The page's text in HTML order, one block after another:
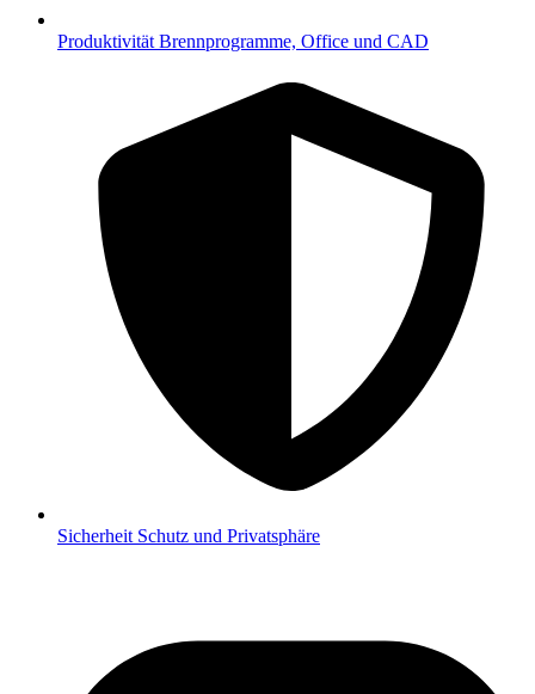
Produktivität Brennprogramme, Office und CAD
Sicherheit Schutz und Privatsphäre